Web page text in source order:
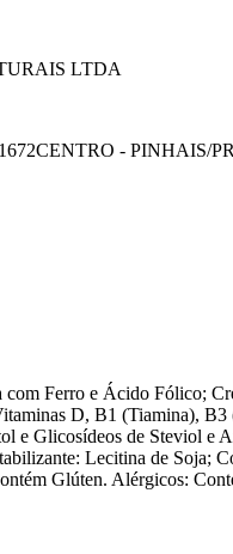
LTDA
CENTRO - PINHAIS/PR
com Ferro e Ácido Fólico;
D, B1 (Tiamina),
e Glicosídeos de Steviol e
Lecitina de Soja;
Glúten. Alérgicos: